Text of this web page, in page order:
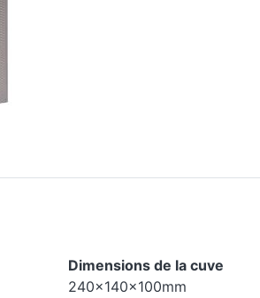
Dimensions de la cuve
240x140x100mm